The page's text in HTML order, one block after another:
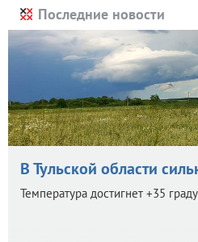
Последние новости
В Тульской области
Температура достигнет +35